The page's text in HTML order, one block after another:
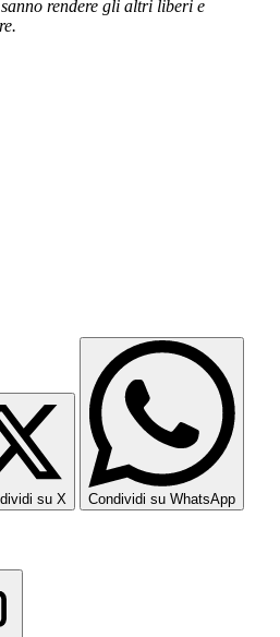
rendere gli altri liberi e
su X Condividi su WhatsApp